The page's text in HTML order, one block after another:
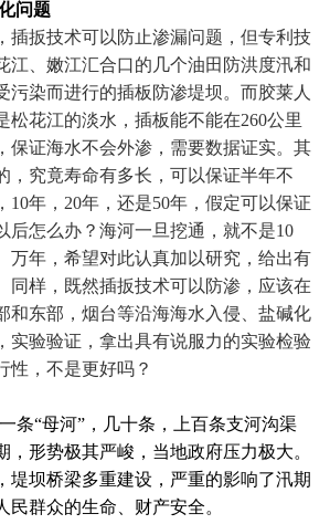
问题
插扳技术可以防止渗漏问题，但专利技
江、嫩江汇合口的几个油田防洪度汛和
污染而进行的插板防渗堤坝。而胶莱人
松花江的淡水，插板能不能在260公里
保证海水不会外渗，需要数据证实。其
，究竟寿命有多长，可以保证半年不
10年， 20年，还是50年，假定可以保证
后怎么办？海河一旦挖通，就不是10
万年，希望对此认真加以研究，给出有
同样，既然插扳技术可以防渗，应该在
和东部，烟台等沿海海水入侵、盐碱化
实验验证，拿出具有说服力的实验检验
性，不是更好吗？
条“母河” ，几十条，上百条支河沟渠
，形势极其严峻，当地政府压力极大。
堤坝桥梁多重建设，严重的影响了汛期
民群众的生命、财产安全。